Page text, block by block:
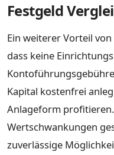
Festgeld
Ein weiterer Vorteil von
dass keine
Kapital kostenfrei
Anlageform
Wertschwankungen
zuverlässige